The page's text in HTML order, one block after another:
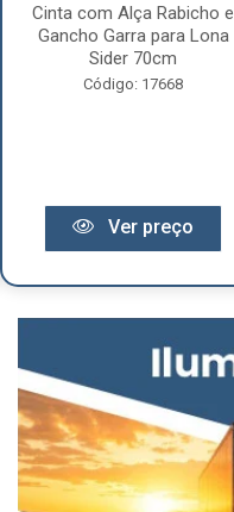
Cinta com Alça Rabicho e
Gancho Garra para Lona
Sider 70cm
Código: 17668
Ver preço